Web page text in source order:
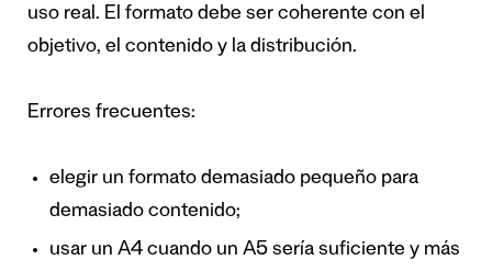
uso real. El formato debe ser coherente con el
objetivo, el contenido y la distribución.
Errores frecuentes:
elegir un formato demasiado pequeño para
demasiado contenido;
usar un A4 cuando un A5 sería suficiente y más